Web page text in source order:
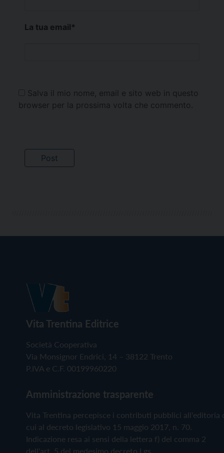
La tua email*
Salva il mio nome, email e sito web in questo
browser per la prossima volta che commento.
Vita Trentina Editrice
Società Cooperativa
Via Monsignor Endrici, 14 – 38122 Trento
P.IVA e C.F. 00199960220
Amministrazione trasparente
Vita Trentina percepisce i contributi pubblici all'editoria
cui al decreto legislativo 15 maggio 2017, n. 70.
Indicazione resa ai sensi della lettera f) del comma 2
dell'art. 5 del medesimo decreto Lgs.